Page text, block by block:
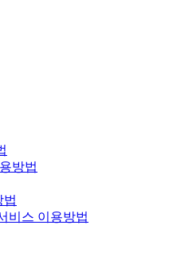
방법
법
비스 이용방법